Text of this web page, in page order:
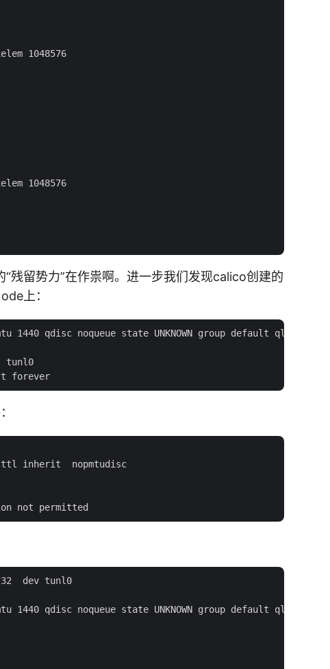
1048576
1048576
残留势力”在作祟啊。进一步我们发现calico创建的
上：
mtu 1440 qdisc noqueue state UNKNOWN group default qlen 1
tunl0
inherit  nopmtudisc
dev tunl0
mtu 1440 qdisc noqueue state UNKNOWN group default qlen 1